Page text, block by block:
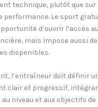
technique, plutôt que sur
performance. Le sport
d’ouvrir l’accès
mais impose aussi
disponibles.
l’entraîneur doit définir
clair et progressif,
niveau et aux objectifs de